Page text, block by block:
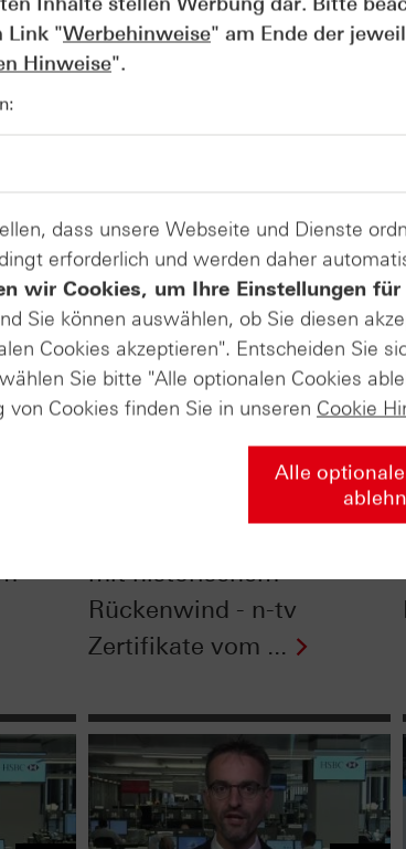
lange bleibt der DAX® in
- ntv Zertifikate
mit historischem
Rückenwind - n-tv
Zertifikate vom ...
Link "Werbehinweise" am Ende der
Hinweise".
dass unsere Webseite und Dienste
erforderlich und werden daher
wir Cookies, um Ihre Einstellungen für
Sie können auswählen, ob Sie diesen
Cookies akzeptieren". Entscheiden Sie
Sie bitte "Alle optionalen Cookies
Cookies finden Sie in unseren Cookie
Alle